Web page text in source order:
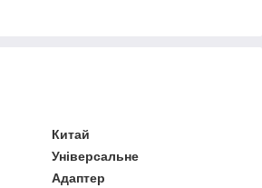
Китай
Універсальне
Адаптер